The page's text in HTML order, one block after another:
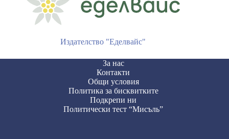
Издателство "Еделвайс"
За нас
Контакти
Общи условия
Политика за бисквитките
Подкрепи ни
Политически тест “Мисъль”